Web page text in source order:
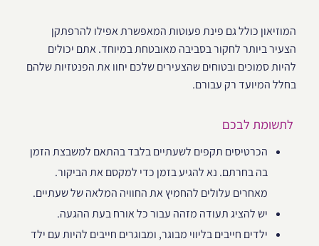
המוזיאון כולל גם פינת פעוטות המאפשרת אפילו להרפתקן
הצעיר ביותר לחקור בסביבה מאובטחת במיוחד. אתם יכולים
להיות סמוכים ובטוחים שהצעירים שלכם יחוו את הפנטזיות שלהם
בחלל המיועד רק עבורם.
לתשומת לבכם
הכרטיסים תקפים לשעתיים בלבד בהתאם למשבצת הזמן
בה בחרתם. נא להגיע בזמן כדי למקסם את הביקור.
מאחרים עלולים להחמיץ את החוויה המלאה של שעתיים.
יש להציג תעודה מזהה עבור כל אורח בעת ההגעה.
ילדים חייבים בליווי מבוגר, ומבוגרים חייבים להיות עם ילד